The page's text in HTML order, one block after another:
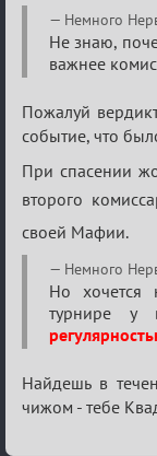
Re:
Разговоры
о
XIX
ТПК.
Немного
Не знаю,
важнее
Пожалуй
событие, что
При спасении
второго
своей Мафии.
Немного
Но хочется
турнире у
Найдешь в
чижом - тебе